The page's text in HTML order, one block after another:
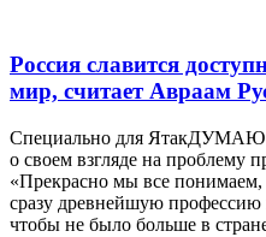
Россия славится
мир, считает Авраам
Специально для ЯтакДУМАЮ
о своем взгляде на проблему
«Прекрасно мы все понимаем,
сразу древнейшую профессию
чтобы не было больше в